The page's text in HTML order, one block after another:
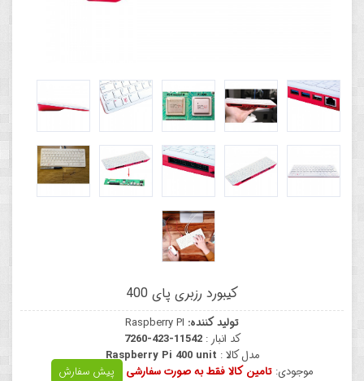
کیبورد رزبری پای 400
تولید کننده: Raspberry PI
کد انبار :7260-423-11542
مدل کالا : Raspberry Pi 400 unit
موجودی: تامین کالا فقط به صورت سفارشی پیش سفارش